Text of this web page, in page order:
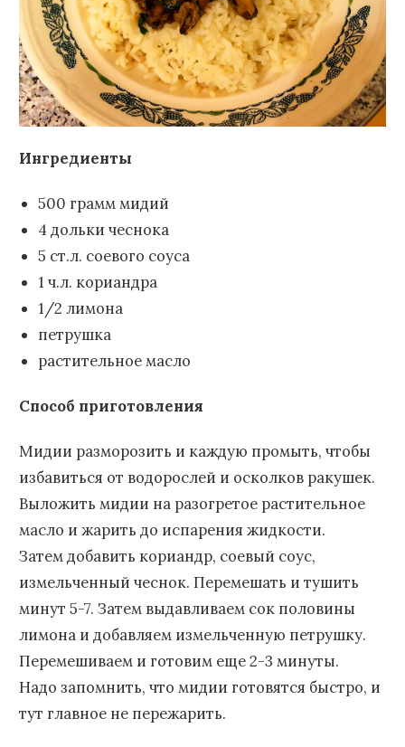
Ингредиенты
500 грамм мидий
4 дольки чеснока
5 ст.л. соевого соуса
1 ч.л. кориандра
1/2 лимона
петрушка
растительное масло
Способ приготовления
Мидии разморозить и каждую промыть, чтобы
избавиться от водорослей и осколков ракушек.
Выложить мидии на разогретое растительное
масло и жарить до испарения жидкости.
Затем добавить кориандр, соевый соус,
измельченный чеснок. Перемешать и тушить
минут 5-7. Затем выдавливаем сок половины
лимона и добавляем измельченную петрушку.
Перемешиваем и готовим еще 2-3 минуты.
Надо запомнить, что мидии готовятся быстро, и
тут главное не пережарить.